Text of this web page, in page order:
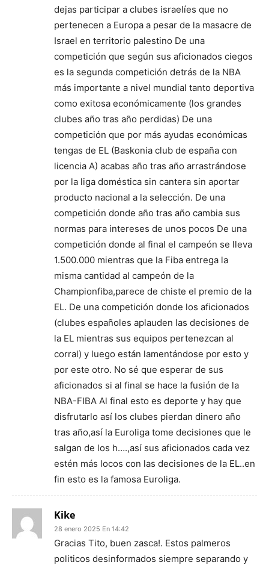
dejas participar a clubes israelíes que no
pertenecen a Europa a pesar de la masacre de
Israel en territorio palestino De una
competición que según sus aficionados ciegos
es la segunda competición detrás de la NBA
más importante a nivel mundial tanto deportiva
como exitosa económicamente (los grandes
clubes año tras año perdidas) De una
competición que por más ayudas económicas
tengas de EL (Baskonia club de españa con
licencia A) acabas año tras año arrastrándose
por la liga doméstica sin cantera sin aportar
producto nacional a la selección. De una
competición donde año tras año cambia sus
normas para intereses de unos pocos De una
competición donde al final el campeón se lleva
1.500.000 mientras que la Fiba entrega la
misma cantidad al campeón de la
Championfiba,parece de chiste el premio de la
EL. De una competición donde los aficionados
(clubes españoles aplauden las decisiones de
la EL mientras sus equipos pertenezcan al
corral) y luego están lamentándose por esto y
por este otro. No sé que esperar de sus
aficionados si al final se hace la fusión de la
NBA-FIBA Al final esto es deporte y hay que
disfrutarlo así los clubes pierdan dinero año
tras año,así la Euroliga tome decisiones que le
salgan de los h….,así sus aficionados cada vez
estén más locos con las decisiones de la EL..en
fin esto es la famosa Euroliga.
Kike
28 enero 2025 En 14:42
Gracias Tito, buen zasca!. Estos palmeros
politicos desinformados siempre separando y